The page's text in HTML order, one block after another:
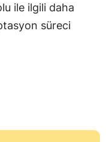
ile ilgili daha
süreci